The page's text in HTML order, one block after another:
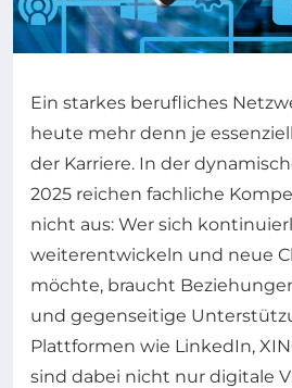
Ein starkes berufliches
heute mehr denn je
der Karriere. In der
2025 reichen fachliche
nicht aus: Wer sich
weiterentwickeln und neue
möchte, braucht
und gegenseitige
Plattformen wie LinkedIn,
sind dabei nicht nur digitale